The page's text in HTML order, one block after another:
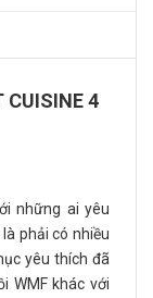
CUISINE 4
những ai yêu
phải có nhiều
yêu thích đã
WMF khác với